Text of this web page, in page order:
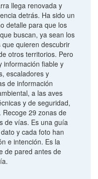
llega renovada y
detrás. Ha sido un
detalle para que los
buscan, ya sean los
quieren descubrir
otros territorios. Pero
información fiable y
escaladores y
de información
a las aves
y de seguridad,
29 zonas de
de vías. Es una guía
y cada foto han
e intención. Es la
de pared antes de